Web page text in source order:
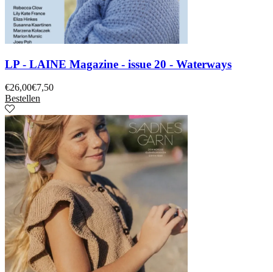
LP - LAINE Magazine - issue 20 - Waterways
€26,00€7,50
Bestellen